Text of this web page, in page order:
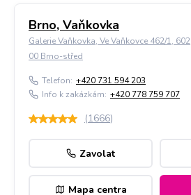
Brno, Vaňkovka
Galerie Vaňkovka, Ve Vaňkovce 462/1, 602
00 Brno-střed
Telefon: +420 731 594 203
Info k zakázkám: +420 778 759 707
(1666)
Zavolat
Mapa centra